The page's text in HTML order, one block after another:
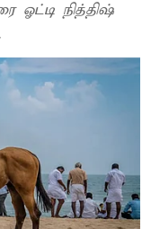
ஓட்டி நித்திஷ்